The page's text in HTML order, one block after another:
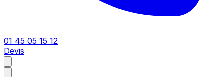
01 45 05 15 12
Devis